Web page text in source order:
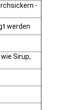
-
werden
Sirup,